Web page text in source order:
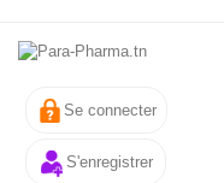
Se connecter
S'enregistrer